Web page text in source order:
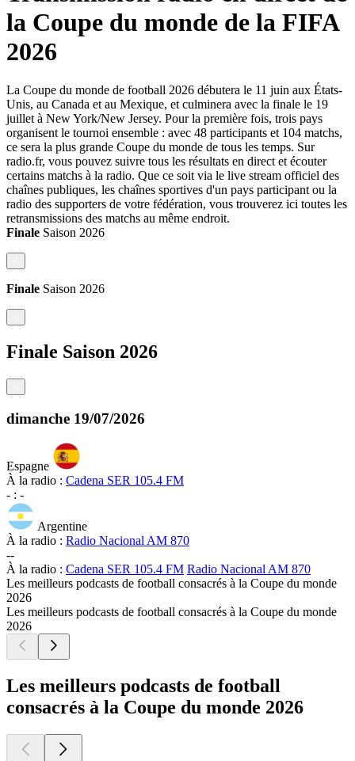
la Coupe du monde de la FIFA
2026
La Coupe du monde de football 2026 débutera le 11 juin aux États-
Unis, au Canada et au Mexique, et culminera avec la finale le 19
juillet à New York/New Jersey. Pour la première fois, trois pays
organisent le tournoi ensemble : avec 48 participants et 104 matchs,
ce sera la plus grande Coupe du monde de tous les temps. Sur
radio.fr, vous pouvez suivre tous les résultats en direct et écouter
certains matchs à la radio. Que ce soit via le live stream officiel des
chaînes publiques, les chaînes sportives d'un pays participant ou la
radio des supporters de votre fédération, vous trouverez ici toutes les
retransmissions des matchs au même endroit.
Finale Saison 2026
Finale Saison 2026
Finale Saison 2026
dimanche 19/07/2026
Espagne
À la radio : Cadena SER 105.4 FM
- : -
Argentine
À la radio : Radio Nacional AM 870
--
À la radio : Cadena SER 105.4 FM Radio Nacional AM 870
Les meilleurs podcasts de football consacrés à la Coupe du monde
2026
Les meilleurs podcasts de football consacrés à la Coupe du monde
2026
Les meilleurs podcasts de football
consacrés à la Coupe du monde 2026